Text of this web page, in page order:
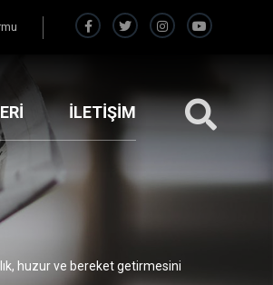
İLETİŞİM
huzur ve bereket getirmesini